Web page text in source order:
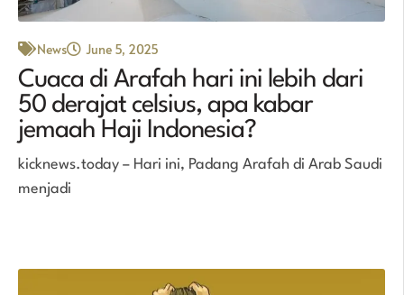
News June 5, 2025
Cuaca di Arafah hari ini lebih dari
50 derajat celsius, apa kabar
jemaah Haji Indonesia?
kicknews.today – Hari ini, Padang Arafah di Arab Saudi
menjadi